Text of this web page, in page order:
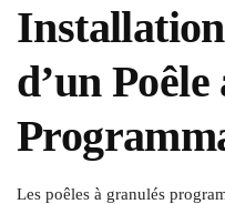
d’un
Les poêles à granulés